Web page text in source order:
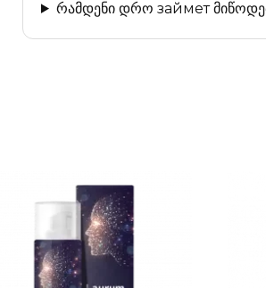
რამდენი დრო займет